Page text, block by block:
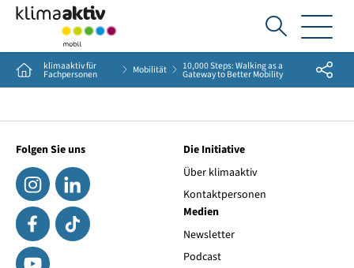
Ich
suche...
Home klimaaktiv für
Fachpersonen Mobilität 10,000 Steps: Walking as a
Gateway to Better Mobility Share
Folgen Sie uns
Die Initiative
Über klimaaktiv
Kontaktpersonen
Medien
Newsletter
Podcast